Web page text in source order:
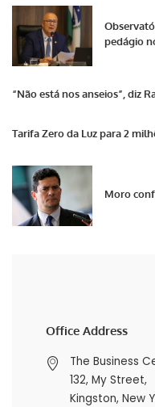
pedágio
“Não está nos anseios”, diz
Tarifa Zero da Luz para 2
Moro
Office Address
The Business
132, My Street,
Kingston, New